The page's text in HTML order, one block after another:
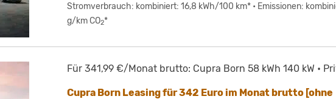
Stromverbrauch: kombiniert: 16,8 kWh/100 km* • Emissionen:
g/km CO2*
Für 341,99 €/Monat brutto: Cupra Born 58 kWh 140 kW •
Cupra Born Leasing für 342 Euro im Monat brutto [ohne